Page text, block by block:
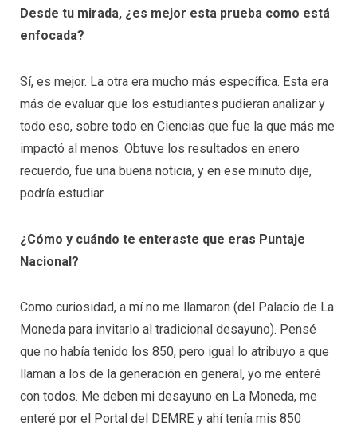
Desde tu mirada, ¿es mejor esta prueba como está
enfocada?
Sí, es mejor. La otra era mucho más específica. Esta era
más de evaluar que los estudiantes pudieran analizar y
todo eso, sobre todo en Ciencias que fue la que más me
impactó al menos. Obtuve los resultados en enero
recuerdo, fue una buena noticia, y en ese minuto dije,
podría estudiar.
¿Cómo y cuándo te enteraste que eras Puntaje
Nacional?
Como curiosidad, a mí no me llamaron (del Palacio de La
Moneda para invitarlo al tradicional desayuno). Pensé
que no había tenido los 850, pero igual lo atribuyo a que
llaman a los de la generación en general, yo me enteré
con todos. Me deben mi desayuno en La Moneda, me
enteré por el Portal del DEMRE y ahí tenía mis 850